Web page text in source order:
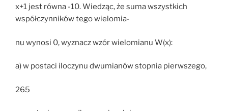
x+1 jest równa -10. Wiedząc, że suma wszystkich
współczynników tego wielomia-
nu wynosi 0, wyznacz wzór wielomianu W(x):
a) w postaci iloczynu dwumianów stopnia pierwszego,
265